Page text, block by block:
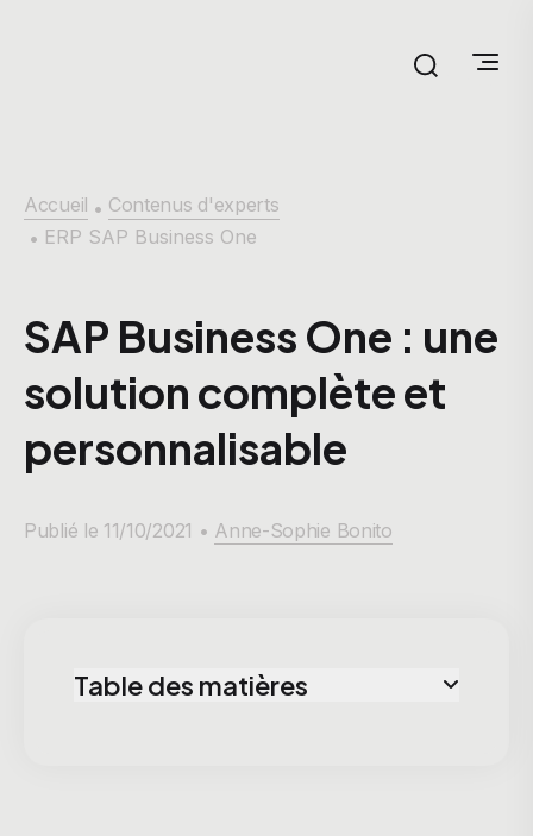
Accueil • Contenus d'experts
• ERP SAP Business One
SAP Business One : une
solution complète et
personnalisable
Publié le 11/10/2021 • Anne-Sophie Bonito
Table des matières